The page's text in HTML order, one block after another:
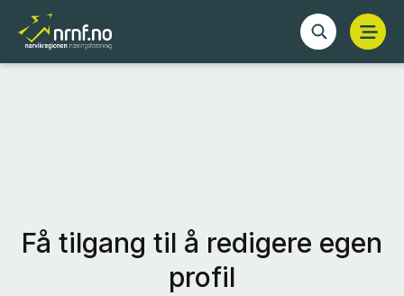
Få tilgang til å redigere egen
profil